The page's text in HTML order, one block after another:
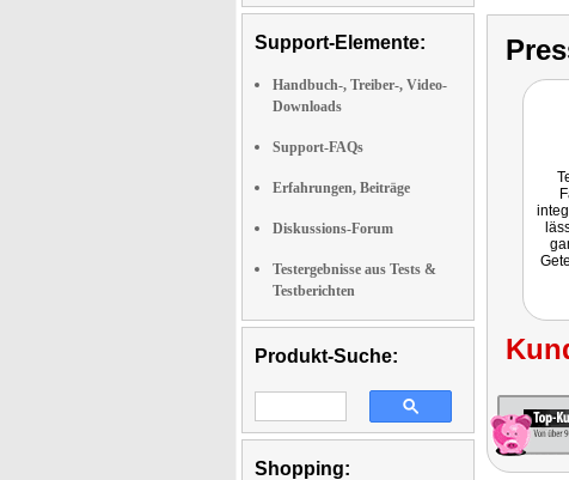
Support-Elemente:
Handbuch-, Treiber-, Video-
Downloads
Support-FAQs
Erfahrungen, Beiträge
Diskussions-Forum
Testergebnisse aus Tests &
Testberichten
Produkt-Suche:
Shopping: